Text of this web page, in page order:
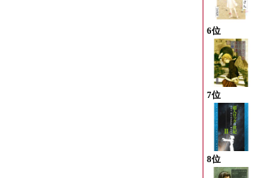
6位
7位
8位